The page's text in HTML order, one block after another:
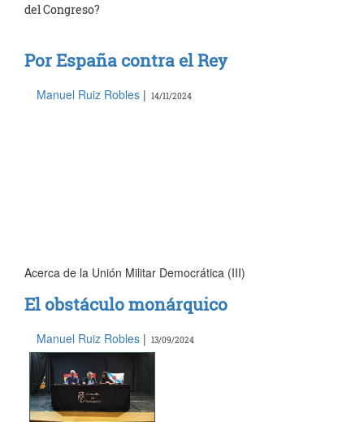
del Congreso?
Por España contra el Rey
Manuel Ruiz Robles | 14/11/2024
Acerca de la Unión Militar Democrática (III)
El obstáculo monárquico
Manuel Ruiz Robles | 13/09/2024